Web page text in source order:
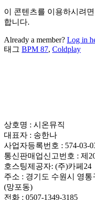
이 콘텐츠를 이용하시려
합니다.
Already a member? Log in
태그 BPM 87, Coldplay
상호명 : 시온뮤직
대표자 : 송한나
사업자등록번호 : 574-03-
통신판매업신고번호 : 제
호스팅제공자: (주)카페24
주소 : 경기도 수원시 영
(망포동)
전화 : 0507-1349-3185